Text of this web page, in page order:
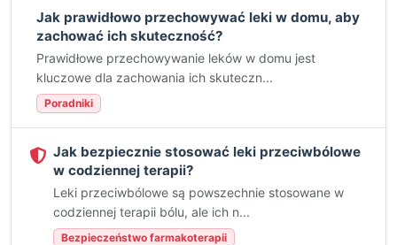
Jak prawidłowo przechowywać leki w domu, aby
zachować ich skuteczność?
Prawidłowe przechowywanie leków w domu jest
kluczowe dla zachowania ich skuteczn...
Poradniki
Jak bezpiecznie stosować leki przeciwbólowe
w codziennej terapii?
Leki przeciwbólowe są powszechnie stosowane w
codziennej terapii bólu, ale ich n...
Bezpieczeństwo farmakoterapii